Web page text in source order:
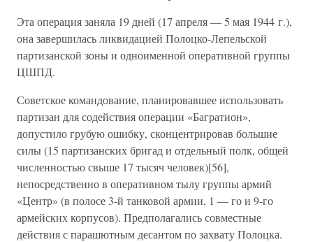
Эта операция заняла 19 дней (17 апреля — 5 мая 1944 г.),
она завершилась ликвидацией Полоцко-Лепельской
партизанской зоны и одноименной оперативной группы
ЦШПД.
Советское командование, планировавшее использовать
партизан для содействия операции «Багратион»,
допустило грубую ошибку, сконцентрировав большие
силы (15 партизанских бригад и отдельный полк, общей
численностью свыше 17 тысяч человек)[56],
непосредственно в оперативном тылу группы армий
«Центр» (в полосе 3-й танковой армии, 1 — го и 9-го
армейских корпусов). Предполагались совместные
действия с парашютным десантом по захвату Полоцка.